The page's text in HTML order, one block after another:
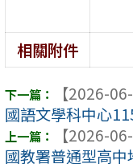
相關附件
【2026-06-
國語文學科中心
【2026-06-
國教署普通型高